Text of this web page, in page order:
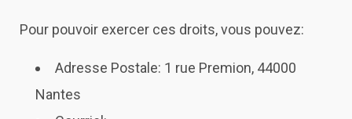
Pour pouvoir exercer ces droits, vous pouvez:
Adresse Postale: 1 rue Premion, 44000
Nantes